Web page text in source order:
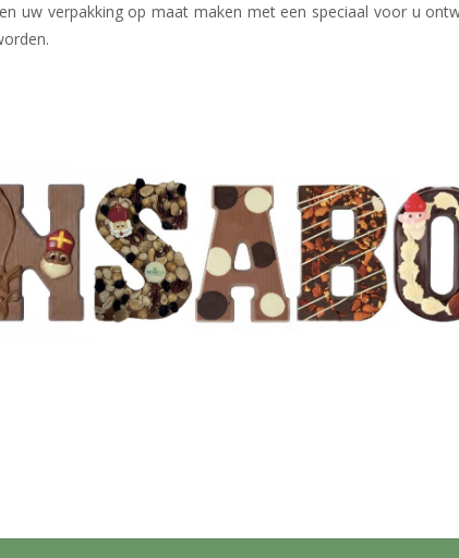
uw verpakking op maat maken met een speciaal voor u